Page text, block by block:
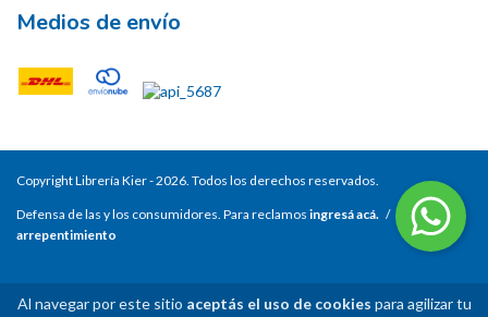
Al navegar por este sitio aceptás el uso de cookies para agilizar tu
Medios de envío
Copyright Librería Kier - 2026. Todos los derechos reservados.
Defensa de las y los consumidores. Para reclamos ingresá acá. /
Botón de
arrepentimiento